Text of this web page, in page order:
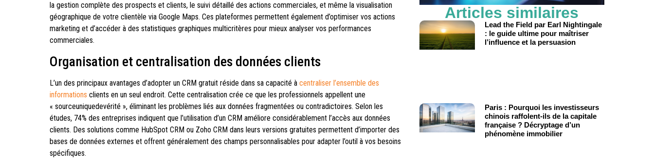
la gestion complète des prospects et clients, le suivi détaillé des actions commerciales, et même la visualisation
géographique de votre clientèle via Google Maps. Ces plateformes permettent également d’optimiser vos actions
marketing et d’accéder à des statistiques graphiques multicritères pour mieux analyser vos performances
commerciales.
Organisation et centralisation des données clients
L’un des principaux avantages d’adopter un CRM gratuit réside dans sa capacité à centraliser l’ensemble des
informations clients en un seul endroit. Cette centralisation crée ce que les professionnels appellent une
« sourceuniquedevérité », éliminant les problèmes liés aux données fragmentées ou contradictoires. Selon les
études, 74% des entreprises indiquent que l’utilisation d’un CRM améliore considérablement l’accès aux données
clients. Des solutions comme HubSpot CRM ou Zoho CRM dans leurs versions gratuites permettent d’importer des
bases de données externes et offrent généralement des champs personnalisables pour adapter l’outil à vos besoins
spécifiques.
Articles similaires
Lead the Field par Earl Nightingale
: le guide ultime pour maîtriser
l’influence et la persuasion
Paris : Pourquoi les investisseurs
chinois raffolent-ils de la capitale
française ? Décryptage d’un
phénomène immobilier